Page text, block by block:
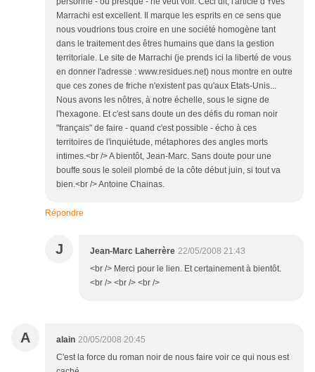
Marrachi est excellent. Il marque les esprits en ce sens que
nous voudrions tous croire en une société homogène tant
dans le traitement des êtres humains que dans la gestion
territoriale. Le site de Marrachi (je prends ici la liberté de vous
en donner l'adresse : www.residues.net) nous montre en outre
que ces zones de friche n'existent pas qu'aux Etats-Unis...
Nous avons les nôtres, à notre échelle, sous le signe de
l'hexagone. Et c'est sans doute un des défis du roman noir
"français" de faire - quand c'est possible - écho à ces
territoires de l'inquiétude, métaphores des angles morts
intimes.<br /> A bientôt, Jean-Marc. Sans doute pour une
bouffe sous le soleil plombé de la côte début juin, si tout va
bien.<br /> Antoine Chainas.
Répondre
J Jean-Marc Laherrère 22/05/2008 21:43
<br /> Merci pour le lien. Et certainement à bientôt.
<br /> <br /> <br />
A alain 20/05/2008 20:45
C'est la force du roman noir de nous faire voir ce qui nous est